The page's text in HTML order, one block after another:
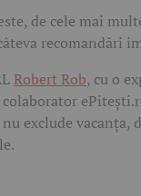
de cele mai
recomandări
Robert Rob, cu o
exclude vacanța,